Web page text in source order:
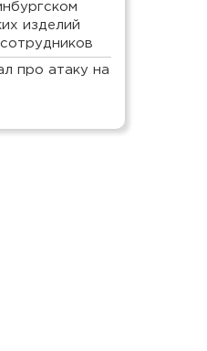
изделий
про атаку на